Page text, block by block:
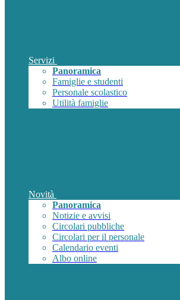
Servizi
Panoramica
Famiglie e studenti
Personale scolastico
Utilità famiglie
Novità
Panoramica
Notizie e avvisi
Circolari pubbliche
Circolari per il personale
Calendario eventi
Albo online